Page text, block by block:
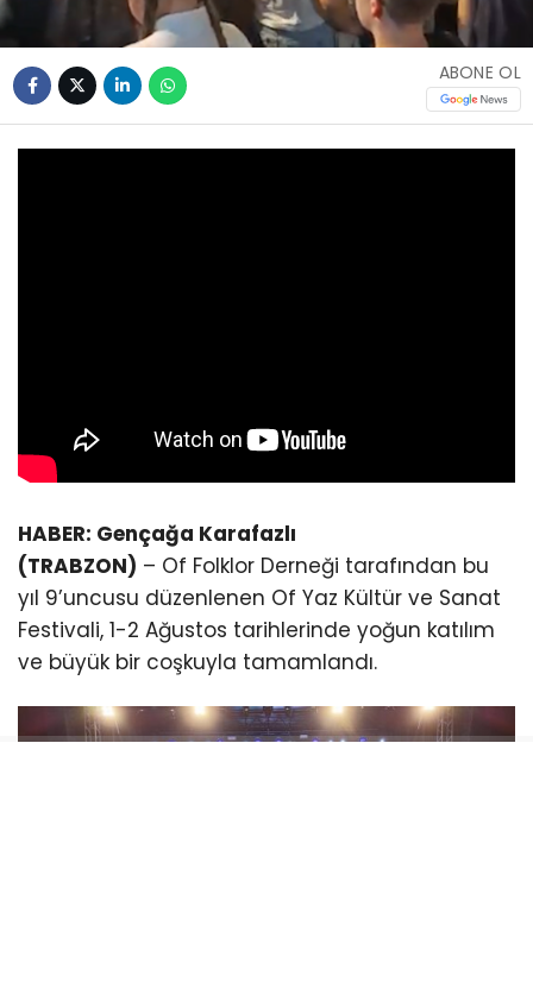
ABONE OL
HABER: Gençağa Karafazlı
(TRABZON) – Of Folklor Derneği tarafından bu
yıl 9’uncusu düzenlenen Of Yaz Kültür ve Sanat
Festivali, 1-2 Ağustos tarihlerinde yoğun katılım
ve büyük bir coşkuyla tamamlandı.